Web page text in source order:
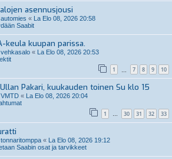
asennusjousi
automies « La Elo 08, 2026 20:58
Saabit
keula kuupan parissa.
vehkasalo « La Elo 08, 2026 20:53
1 7 8 9 10
Pakari, kuukauden toinen Su klo 15
VMTD « La Elo 08, 2026 20:04
1 … 30 31 32 33
tonnaritomppa « La Elo 08, 2026 19:12
Saabin osat ja tarvikkeet